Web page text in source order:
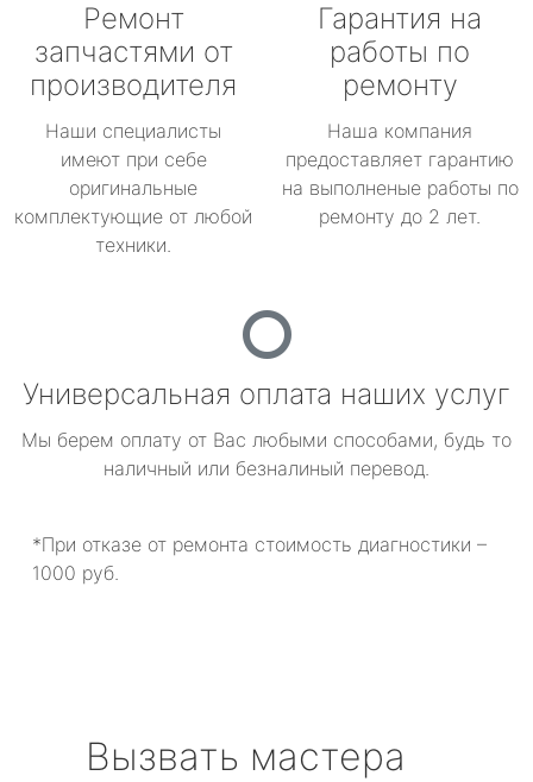
Ремонт
запчастями от
производителя
Наши специалисты
имеют при себе
оригинальные
комплектующие от любой
техники.
Гарантия на
работы по
ремонту
Наша компания
предоставляет гарантию
на выполненые работы по
ремонту до 2 лет.
Универсальная оплата наших услуг
Мы берем оплату от Вас любыми способами, будь то
наличный или безналиный перевод.
*При отказе от ремонта стоимость диагностики –
1000 руб.
Вызвать мастера